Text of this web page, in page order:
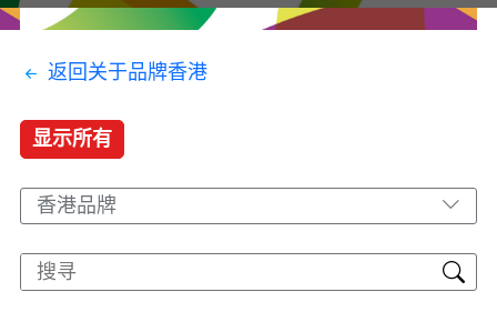
返回关于品牌香港
显示所有
香港品牌